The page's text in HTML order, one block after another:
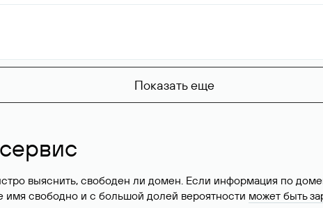
Показать еще
выяснить, свободен ли домен. Если информация по
имя свободно и с большой долей вероятности может быть